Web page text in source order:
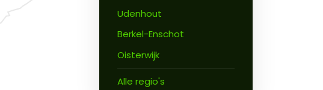
Udenhout
Berkel-Enschot
Oisterwijk
Alle regio's